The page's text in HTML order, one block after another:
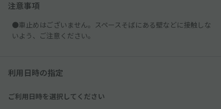
注意事項
●車止めはございません。スペースそばにある壁などに接触しな
いよう、ご注意ください。
利用日時の指定
ご利用日時を選択してください